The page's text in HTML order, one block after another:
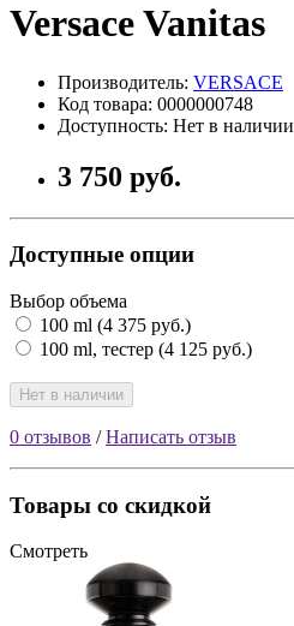
Versace Vanitas
Производитель: VERSACE
Код товара: 0000000748
Доступность: Нет в наличии
3 750 руб.
Доступные опции
Выбор объема
100 ml (4 375 руб.)
100 ml, тестер (4 125 руб.)
Нет в наличии
0 отзывов /Написать отзыв
Товары со скидкой
Смотреть